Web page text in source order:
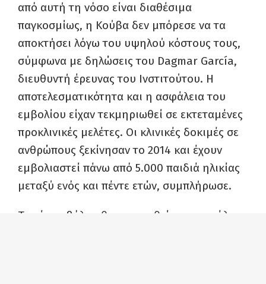
από αυτή τη νόσο είναι διαθέσιμα
παγκοσμίως, η Κούβα δεν μπόρεσε να τα
αποκτήσει λόγω του υψηλού κόστους τους,
σύμφωνα με δηλώσεις του Dagmar García,
διευθυντή έρευνας του Ινστιτούτου. Η
αποτελεσματικότητα και η ασφάλεια του
εμβολίου είχαν τεκμηριωθεί σε εκτεταμένες
προκλινικές μελέτες. Οι κλινικές δοκιμές σε
ανθρώπους ξεκίνησαν το 2014 και έχουν
εμβολιαστεί πάνω από 5.000 παιδιά ηλικίας
μεταξύ ενός και πέντε ετών, συμπλήρωσε.
Το νέο εμβόλιο, θα προστεθεί στον κατάλογο